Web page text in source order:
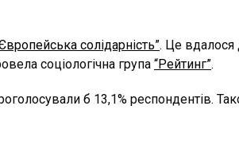
солідарність”. Це вдалося
соціологічна група “Рейтинг”.
б 13,1% респондентів.